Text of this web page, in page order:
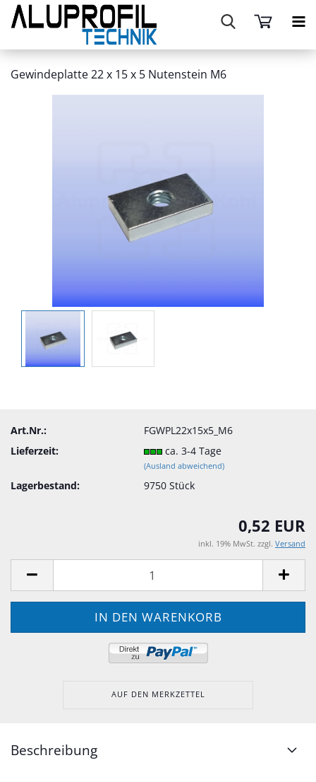
Gewindeplatte 22 x 15 x 5 Nutenstein M6
Art.Nr.:
FGWPL22x15x5_M6
Lieferzeit:
ca. 3-4 Tage
(Ausland abweichend)
Lagerbestand: 9750Stück
0,52 EUR
inkl. 19% MwSt. zzgl. Versand
AUF DEN MERKZETTEL
Beschreibung